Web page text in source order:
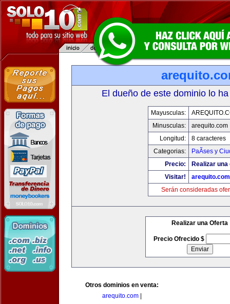
El dueño de este dominio lo
Mayusculas:
Minusculas:
arequito.com
Longitud:
8 caracteres
Categorias:
PaÃ­ses y
Precio:
Realizar
Visitar!
arequito.com
Serán consideradas
Realizar una Oferta
Precio Ofrecido $
Otros dominios en venta:
arequito.com